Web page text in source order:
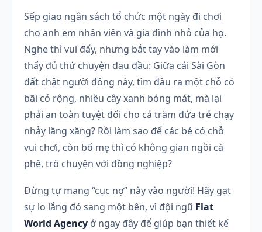
Sếp giao ngân sách tổ chức một ngày đi chơi
cho anh em nhân viên và gia đình nhỏ của họ.
Nghe thì vui đấy, nhưng bắt tay vào làm mới
thấy đủ thứ chuyện đau đầu: Giữa cái Sài Gòn
đất chật người đông này, tìm đâu ra một chỗ có
bãi cỏ rộng, nhiều cây xanh bóng mát, mà lại
phải an toàn tuyệt đối cho cả trăm đứa trẻ chạy
nhảy lăng xăng? Rồi làm sao để các bé có chỗ
vui chơi, còn bố mẹ thì có không gian ngồi cà
phê, trò chuyện với đồng nghiệp?
Đừng tự mang “cục nợ” này vào người! Hãy gạt
sự lo lắng đó sang một bên, vì đội ngũ Flat
World Agency ở ngay đây để giúp bạn thiết kế